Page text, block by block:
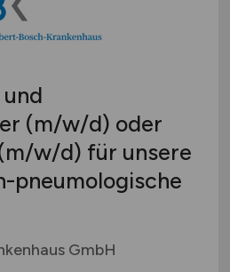
(m/w/d) oder
w/d) für unsere
pneumologische
GmbH